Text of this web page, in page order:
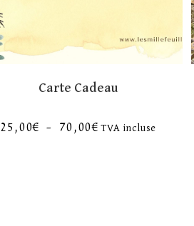
Carte Cadeau
25,00€ – 70,00€ TVA incluse